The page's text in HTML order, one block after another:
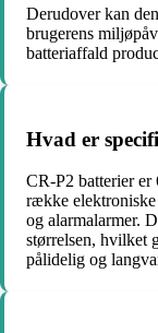
Derudover kan
brugerens
batteriaffald
Hvad er
CR-P2 batterier
række elektroniske
og alarmalarmer.
størrelsen, hvilket
pålidelig og